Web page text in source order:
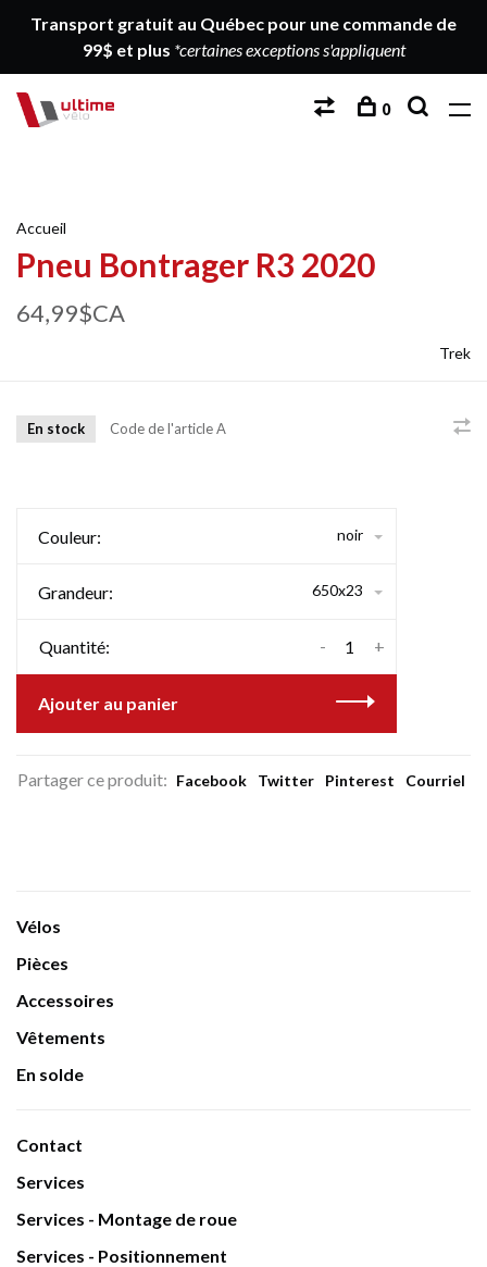
Transport gratuit au Québec pour une commande de
99$ et plus *certaines exceptions s'appliquent
0
Accueil
Pneu Bontrager R3 2020
64,99$CA
Trek
En stock Code de l'articleA
Couleur: noir
Grandeur: 650x23
Quantité: +
-
Ajouter au panier
Partager ce produit: Facebook Twitter Pinterest Courriel
Vélos
Pièces
Accessoires
Vêtements
En solde
Contact
Services
Services - Montage de roue
Services - Positionnement